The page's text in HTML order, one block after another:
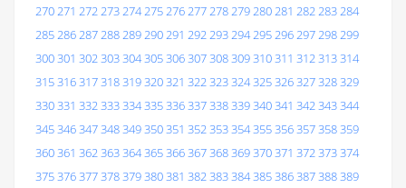
270271 272273274275276277278279280281 282283284
285286287288289290291 292293294295296297298299
300301 302303304305306307308309310311 312313314
315316317318319320321 322323324325326327328329
330331 332333334335336337338339340341 342343344
345346347348349350351 352353354355356357358359
360361 362363364365366367368369370371 372373374
375376377378379380381 382383384385386387388389